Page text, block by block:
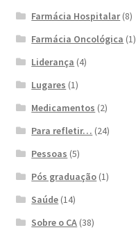
Farmácia Hospitalar(8)
Farmácia Oncológica (1)
Liderança (4)
Lugares (1)
Medicamentos (2)
Para refletir… (24)
Pessoas (5)
Pós graduação (1)
Saúde (14)
Sobre o CA (38)